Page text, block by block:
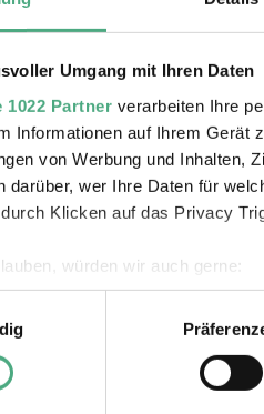
Umgang mit Ihren Daten
1022 Partner verarbeiten Ihre
Informationen auf Ihrem Gerät
von Werbung und Inhalten,
darüber, wer Ihre Daten für
Klicken auf das Privacy
würden wir auch gerne:
über Ihre geografische Lage
aktives Scannen nach
darüber, wie Ihre
bringen Sie Ihren 2-